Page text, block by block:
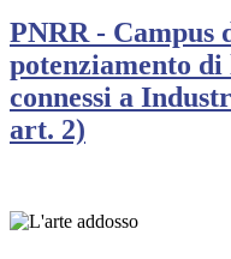
PNRR -
potenziamento
connessi a
art. 2)